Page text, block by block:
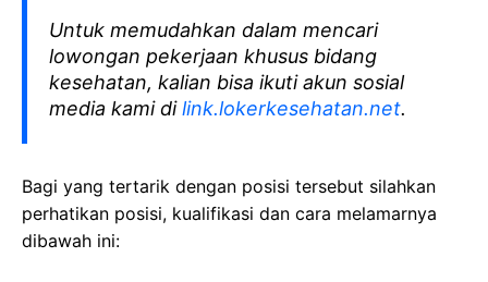
Untuk memudahkan dalam mencari
lowongan pekerjaan khusus bidang
kesehatan, kalian bisa ikuti akun sosial
media kami dilink.lokerkesehatan.net.
Bagi yang tertarik dengan posisi tersebut silahkan
perhatikan posisi, kualifikasi dan cara melamarnya
dibawah ini: